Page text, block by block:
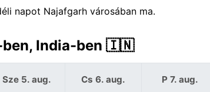
napot Najafgarh városában ma.
ben, India-ben 🇮🇳
Sze 5. aug. Cs 6. aug. P 7. aug.